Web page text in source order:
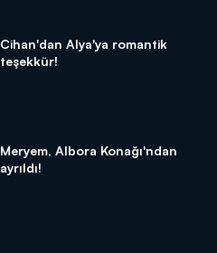
Cihan'dan Alya'ya romantik
teşekkür!
Meryem, Albora Konağı'ndan
ayrıldı!